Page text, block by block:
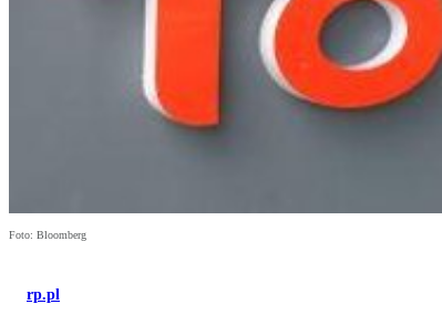
Foto: Bloomberg
rp.pl